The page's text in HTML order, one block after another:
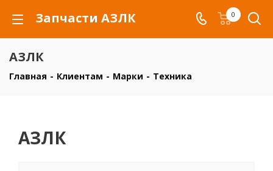
Запчасти АЗЛК 0
АЗЛК
Главная - Клиентам - Марки - Техника
АЗЛК